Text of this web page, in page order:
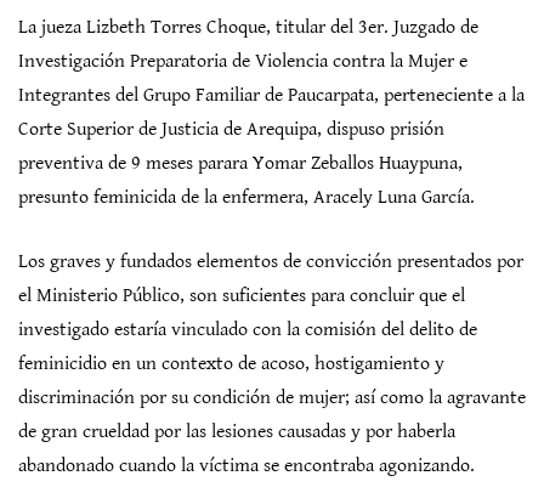
La jueza Lizbeth Torres Choque, titular del 3er. Juzgado de
Investigación Preparatoria de Violencia contra la Mujer e
Integrantes del Grupo Familiar de Paucarpata, perteneciente a la
Corte Superior de Justicia de Arequipa, dispuso prisión
preventiva de 9 meses parara Yomar Zeballos Huaypuna,
presunto feminicida de la enfermera, Aracely Luna García.
Los graves y fundados elementos de convicción presentados por
el Ministerio Público, son suficientes para concluir que el
investigado estaría vinculado con la comisión del delito de
feminicidio en un contexto de acoso, hostigamiento y
discriminación por su condición de mujer; así como la agravante
de gran crueldad por las lesiones causadas y por haberla
abandonado cuando la víctima se encontraba agonizando.